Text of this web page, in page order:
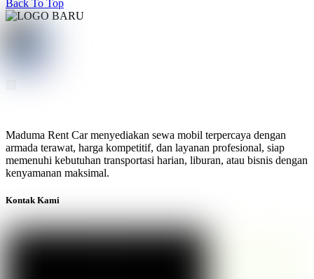
Back To Top
Maduma Rent Car menyediakan sewa mobil terpercaya dengan
armada terawat, harga kompetitif, dan layanan profesional, siap
memenuhi kebutuhan transportasi harian, liburan, atau bisnis dengan
kenyamanan maksimal.
Kontak Kami